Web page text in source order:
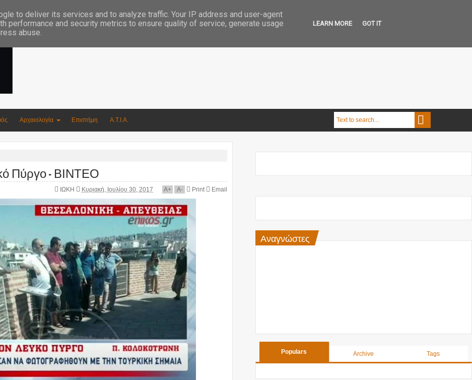
Αρχαιολογία Επιστήμη Α.Τ.Ι.Α.
Πύργο - ΒΙΝΤΕΟ
ΙΩΚΗ Κυριακή, Ιουλίου 30, 2017 A+ A- Print Email
Αναγνώστες
Populars Archive Tags
to deliver its services and to analyze traffic. Your IP address and user-agent
performance and security metrics to ensure quality of service, generate usage
abuse.
LEARN MORE GOT IT